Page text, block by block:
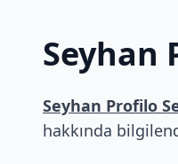
Seyhan
Seyhan Profilo
hakkında